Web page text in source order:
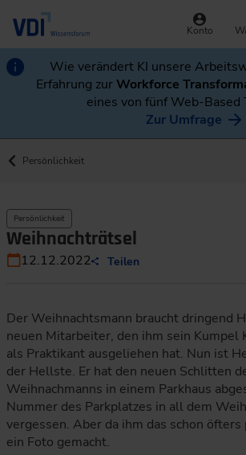
Konto
Wie verändert KI unsere
Erfahrung zurWorkforce
eines von fünf Web-Based
Zur Umfrage
Persönlichkeit
Persönlichkeit
Weihnachträtsel
12.12.2022 Teilen
Der Weihnachtsmann braucht dringend
neuen Mitarbeiter, den ihm sein Kumpel
als Praktikant ausgeliehen hat. Nun ist
der Hellste. Er hat den neuen Schlitten
Weihnachmanns in einem Parkhaus
Nummer des Parkplatzes in all dem
vergessen. Aber da ihm das schon
ein Foto gemacht.